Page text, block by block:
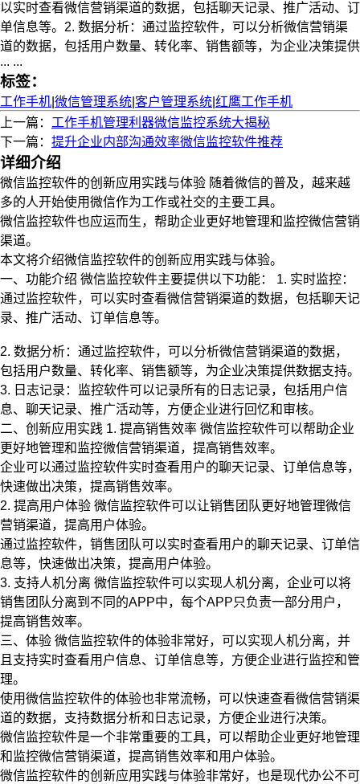
以实时查看微信营销渠道的数据，包括聊天记录、推广活动、订
单信息等。2. 数据分析：通过监控软件，可以分析微信营销渠
道的数据，包括用户数量、转化率、销售额等，为企业决策提供
... ...
标签：
工作手机 微信管理系统 客户管理系统 红鹰工作手机
上一篇： 工作手机管理利器微信监控系统大揭秘
下一篇： 提升企业内部沟通效率微信监控软件推荐
详细介绍
微信监控软件的创新应用实践与体验 随着微信的普及，越来越
多的人开始使用微信作为工作或社交的主要工具。
微信监控软件也应运而生，帮助企业更好地管理和监控微信营销
渠道。
本文将介绍微信监控软件的创新应用实践与体验。
一、功能介绍 微信监控软件主要提供以下功能： 1. 实时监控：
通过监控软件，可以实时查看微信营销渠道的数据，包括聊天记
录、推广活动、订单信息等。
2. 数据分析：通过监控软件，可以分析微信营销渠道的数据，
包括用户数量、转化率、销售额等，为企业决策提供数据支持。
3. 日志记录：监控软件可以记录所有的日志记录，包括用户信
息、聊天记录、推广活动等，方便企业进行回忆和审核。
二、创新应用实践 1. 提高销售效率 微信监控软件可以帮助企业
更好地管理和监控微信营销渠道，提高销售效率。
企业可以通过监控软件实时查看用户的聊天记录、订单信息等，
快速做出决策，提高销售效率。
2. 提高用户体验 微信监控软件可以让销售团队更好地管理微信
营销渠道，提高用户体验。
通过监控软件，销售团队可以实时查看用户的聊天记录、订单信
息等，快速做出决策，提高用户体验。
3. 支持人机分离 微信监控软件可以实现人机分离，企业可以将
销售团队分离到不同的APP中，每个APP只负责一部分用户，
提高销售效率。
三、体验 微信监控软件的体验非常好，可以实现人机分离，并
且支持实时查看用户信息、订单信息等，方便企业进行监控和管
理。
使用微信监控软件的体验也非常流畅，可以快速查看微信营销渠
道的数据，支持数据分析和日志记录，方便企业进行决策。
微信监控软件是一个非常重要的工具，可以帮助企业更好地管理
和监控微信营销渠道，提高销售效率和用户体验。
微信监控软件的创新应用实践与体验非常好，也是现代办公不可